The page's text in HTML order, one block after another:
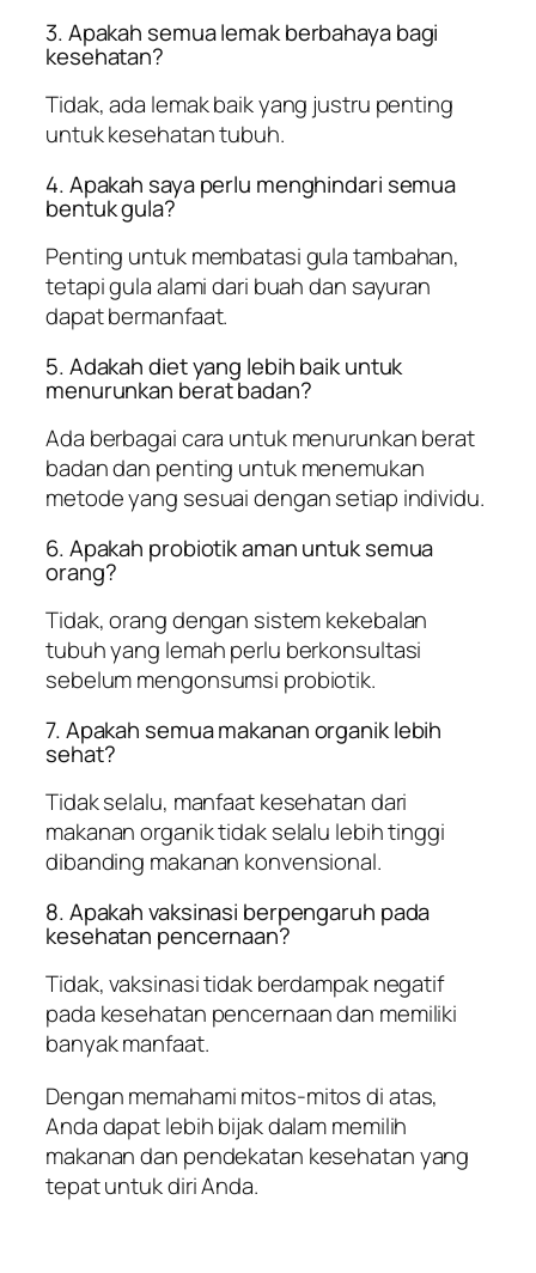
3. Apakah semua lemak berbahaya bagi
kesehatan?
Tidak, ada lemak baik yang justru penting
untuk kesehatan tubuh.
4. Apakah saya perlu menghindari semua
bentuk gula?
Penting untuk membatasi gula tambahan,
tetapi gula alami dari buah dan sayuran
dapat bermanfaat.
5. Adakah diet yang lebih baik untuk
menurunkan berat badan?
Ada berbagai cara untuk menurunkan berat
badan dan penting untuk menemukan
metode yang sesuai dengan setiap individu.
6. Apakah probiotik aman untuk semua
orang?
Tidak, orang dengan sistem kekebalan
tubuh yang lemah perlu berkonsultasi
sebelum mengonsumsi probiotik.
7. Apakah semua makanan organik lebih
sehat?
Tidak selalu, manfaat kesehatan dari
makanan organik tidak selalu lebih tinggi
dibanding makanan konvensional.
8. Apakah vaksinasi berpengaruh pada
kesehatan pencernaan?
Tidak, vaksinasi tidak berdampak negatif
pada kesehatan pencernaan dan memiliki
banyak manfaat.
Dengan memahami mitos-mitos di atas,
Anda dapat lebih bijak dalam memilih
makanan dan pendekatan kesehatan yang
tepat untuk diri Anda.